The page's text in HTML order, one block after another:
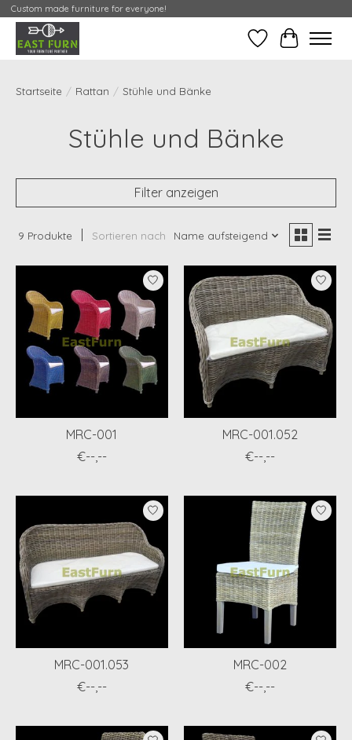
Custom made furniture for everyone!
Wunschzettel
Meine
Startseite / Rattan / Stühle und Bänke
Stühle und Bänke
Filter anzeigen
9 Produkte Sortieren nach Name aufsteigend
MRC-001
€--,--
MRC-001.052
€--,--
MRC-001.053
€--,--
MRC-002
€--,--